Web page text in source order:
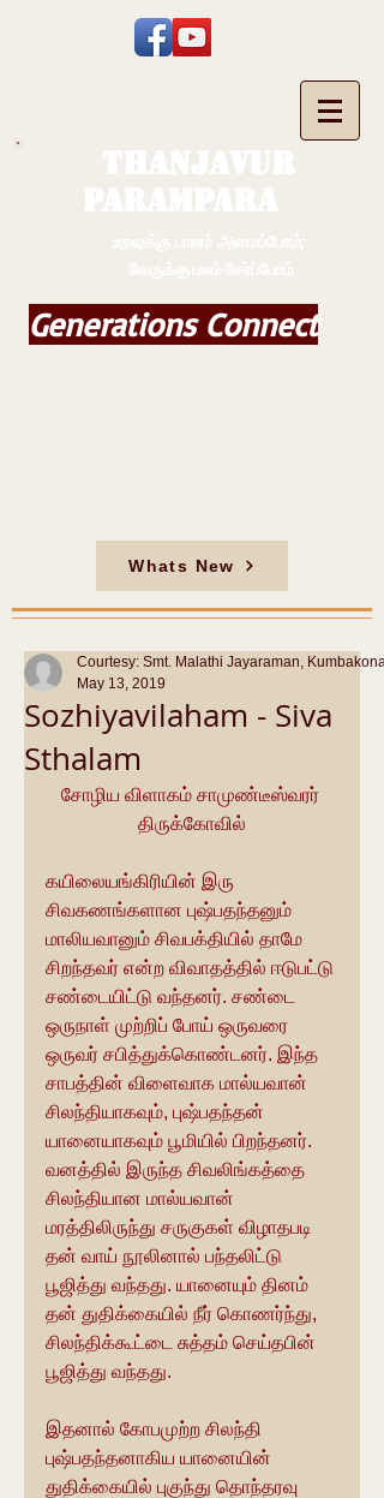
Generations Connect
Whats New
Sozhiyavilaham - Siva
Sthalam
Courtesy: Smt. Malathi Jayaraman,
May 13, 2019
சோழிய விளாகம் சாமுண்டீஸ்வரர்
திருக்கோவில்
கயிலையங்கிரியின் இரு
சிவகணங்களான புஷ்பதந்தனும்
மாலியவானும் சிவபக்தியில் தாமே
சிறந்தவர் என்ற விவாதத்தில் ஈடுபட்டு
சண்டையிட்டு வந்தனர். சண்டை
ஒருநாள் முற்றிப் போய் ஒருவரை
ஒருவர் சபித்துக்கொண்டனர். இந்த
சாபத்தின் விளைவாக மால்யவான்
சிலந்தியாகவும், புஷ்பதந்தன்
யானையாகவும் பூமியில் பிறந்தனர்.
வனத்தில் இருந்த சிவலிங்கத்தை
சிலந்தியான மால்யவான்
மரத்திலிருந்து சருகுகள் விழாதபடி
தன் வாய் நூலினால் பந்தலிட்டு
பூஜித்து வந்தது. யானையும் தினம்
தன் துதிக்கையில் நீர் கொணர்ந்து,
சிலந்திக்கூட்டை சுத்தம் செய்தபின்
பூஜித்து வந்தது.
இதனால் கோபமுற்ற சிலந்தி
புஷ்பதந்தனாகிய யானையின்
துதிக்கையில் புகுந்து தொந்தரவு